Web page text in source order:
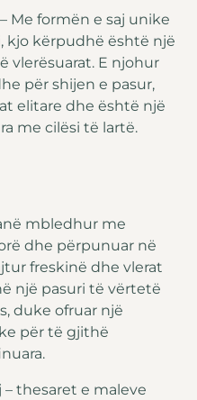
– Me formën e saj unike
kjo kërpudhë është një
vlerësuarat. E njohur
për shijen e pasur,
elitare dhe është një
me cilësi të lartë.
mbledhur me
dhe përpunuar në
freskinë dhe vlerat
një pasuri të vërtetë
duke ofruar një
për të gjithë
thesaret e maleve